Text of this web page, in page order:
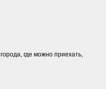
где можно приехать,